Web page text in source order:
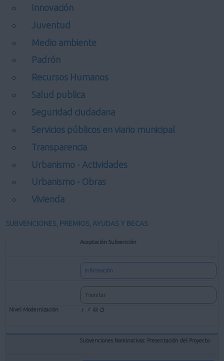
Innovación
Juventud
Medio ambiente
Padrón
Recursos Humanos
Salud publica
Seguridad ciudadana
Servicios públicos en viario municipal
Transparencia
Urbanismo - Actividades
Urbanismo - Obras
Vivienda
SUBVENCIONES, PREMIOS, AYUDAS Y BECAS
Aceptación Subvención
Información
Tramitar
Subvenciones Nominativas: Presentación del Proyecto